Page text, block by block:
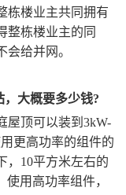
栋楼业主共同拥有
整栋楼业主的同
给并网。
大概要多少钱?
屋顶可以装到3kW-
更高功率的组件的
，10平方米左右的
用高功率组件，